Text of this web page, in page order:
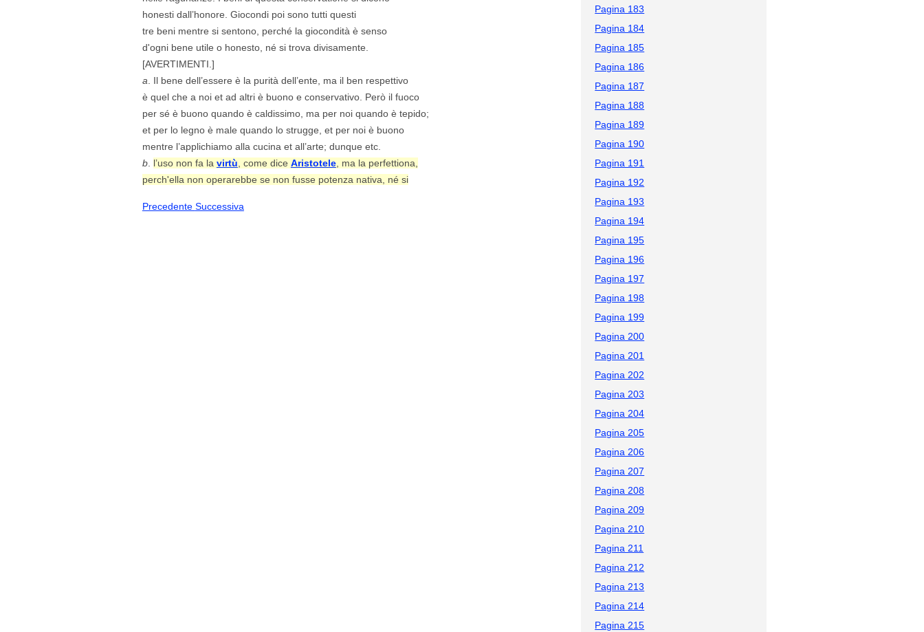
honesti dall’honore. Giocondi poi sono tutti questi
tre beni mentre si sentono, perché la giocondità è senso
d'ogni bene utile o honesto, né si trova divisamente.
[AVERTIMENTI.]
a . Il bene dell’essere è la purità dell’ente, ma il ben respettivo
è quel che a noi et ad altri è buono e conservativo. Però il fuoco
per sé è buono quando è caldissimo, ma per noi quando è tepido;
et per lo legno è male quando lo strugge, et per noi è buono
mentre l’applichiamo alla cucina et all’arte; dunque etc.
b. l’uso non fa la virtù , come dice Aristotele, ma la perfettiona,
perch'ella non operarebbe se non fusse potenza nativa, né si
Precedente Successiva
Pagina 183
Pagina 184
Pagina 185
Pagina 186
Pagina 187
Pagina 188
Pagina 189
Pagina 190
Pagina 191
Pagina 192
Pagina 193
Pagina 194
Pagina 195
Pagina 196
Pagina 197
Pagina 198
Pagina 199
Pagina 200
Pagina 201
Pagina 202
Pagina 203
Pagina 204
Pagina 205
Pagina 206
Pagina 207
Pagina 208
Pagina 209
Pagina 210
Pagina 211
Pagina 212
Pagina 213
Pagina 214
Pagina 215